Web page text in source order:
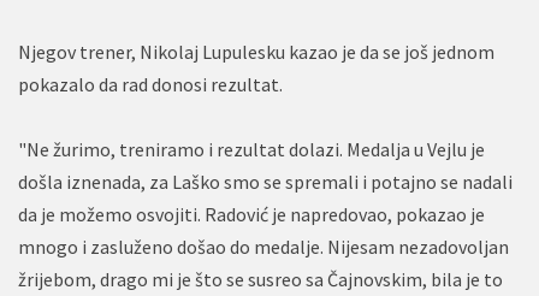
Njegov trener, Nikolaj Lupulesku kazao je da se još jednom
pokazalo da rad donosi rezultat.
"Ne žurimo, treniramo i rezultat dolazi. Medalja u Vejlu je
došla iznenada, za Laško smo se spremali i potajno se nadali
da je možemo osvojiti. Radović je napredovao, pokazao je
mnogo i zasluženo došao do medalje. Nijesam nezadovoljan
žrijebom, drago mi je što se susreo sa Čajnovskim, bila je to